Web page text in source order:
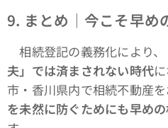
9. まとめ｜今こそ早め
相続登記の義務化により、
夫」では済まされない時代
市・香川県内で相続不動産を
を未然に防ぐためにも早め